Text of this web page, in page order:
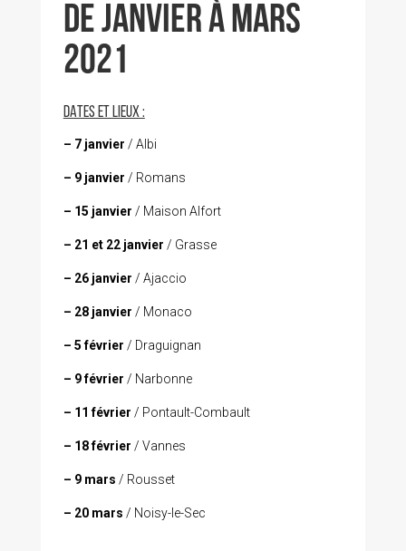
DE janvier À mars
2021
DATES ET LIEUX :
– 7 janvier / Albi
– 9 janvier / Romans
– 15 janvier / Maison Alfort
– 21 et 22 janvier / Grasse
– 26 janvier / Ajaccio
– 28 janvier / Monaco
– 5 février / Draguignan
– 9 février / Narbonne
– 11 février / Pontault-Combault
– 18 février / Vannes
– 9 mars / Rousset
– 20 mars / Noisy-le-Sec